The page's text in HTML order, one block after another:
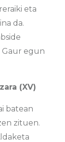
eta
da.
egun
(XV)
batean
zituen.